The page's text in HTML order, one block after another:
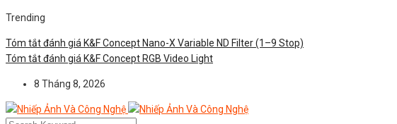
Trending
Tóm tắt đánh giá K&F Concept Nano-X Variable ND Filter (1–9 Stop)
Tóm tắt đánh giá K&F Concept RGB Video Light
8 Tháng 8, 2026